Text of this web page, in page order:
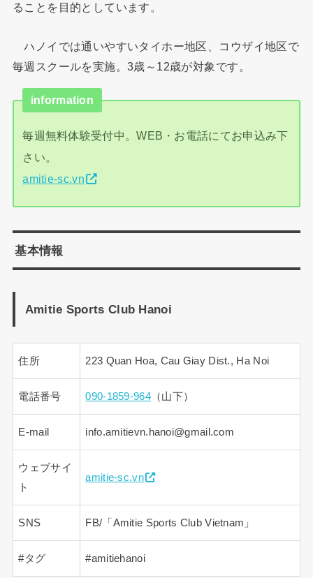
ることを目的としています。
ハノイでは通いやすいタイホー地区、コウザイ地区で
毎週スクールを実施。3歳～12歳が対象です。
information
毎週無料体験受付中。WEB・お電話にてお申込み下
さい。
amitie-sc.vn
基本情報
Amitie Sports Club Hanoi
住所 223 Quan Hoa, Cau Giay Dist., Ha Noi
電話番号 090-1859-964（山下）
E-mail info.amitievn.hanoi@gmail.com
ウェブサイ
ト
amitie-sc.vn
SNS FB/「Amitie Sports Club Vietnam」
#タグ #amitiehanoi